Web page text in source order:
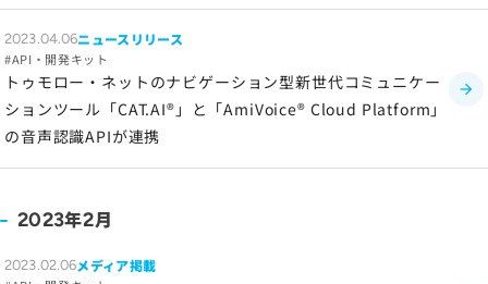
2023.04.06ニュースリリース
API・開発キット
トゥモロー・ネットのナビゲーション型新世代コミュニケー
ションツール「CAT.AI®」と「AmiVoice® Cloud Platform」
の音声認識APIが連携
2023年2月
2023.02.06メディア掲載